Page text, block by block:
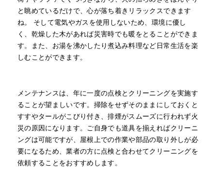
と眺めているだけで、心が落ち着きリラックスできます
ね。 そして電気やガスを使用しないため、環境に優し
く、乾燥した木があれば災害時でも暖をとることができま
す。また、お湯を沸かしたり煮込み料理など日常生活を楽
しむことができます。
メンテナンスは、年に一度の点検とクリーニングを実施す
ることが望ましいです。掃除をせずそのままにしておくと
すすやタールがこびり付き、排煙がスムーズに行われず火
災の原因になります。ご自身でも道具を揃えればクリーニ
ングは可能ですが、屋根上での作業や部品の取り外しが必
要になるため、業者の方に点検と合わせてクリーニングを
依頼することをおすすめします。